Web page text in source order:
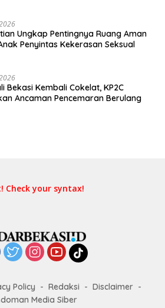
Ungkap Pentingnya Ruang Aman
Penyintas Kekerasan Seksual
Bekasi Kembali Cokelat, KP2C
Ancaman Pencemaran Berulang
Check your syntax!
Policy Redaksi
Disclaimer
Media Siber